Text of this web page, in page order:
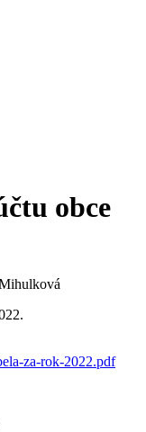
obce
za-rok-2022.pdf